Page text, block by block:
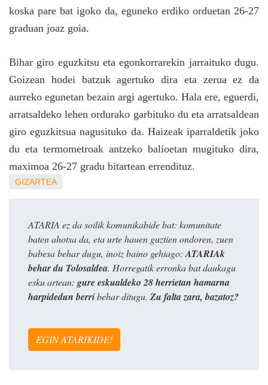
koska pare bat igoko da, eguneko erdiko orduetan 26-27
graduan joaz goia.
Bihar giro eguzkitsu eta egonkorrarekin jarraituko dugu.
Goizean hodei batzuk agertuko dira eta zerua ez da
aurreko egunetan bezain argi agertuko. Hala ere, eguerdi,
arratsaldeko lehen ordurako garbituko du eta arratsaldean
giro eguzkitsua nagusituko da. Haizeak iparraldetik joko
du eta termometroak antzeko balioetan mugituko dira,
maximoa 26-27 gradu bitartean errendituz.
GIZARTEA
ATARIA ez da soilik komunikabide bat: komunitate
baten ahotsa da, eta urte hauen guztien ondoren, zuen
babesa behar dugu, inoiz baino gehiago: ATARIAk
behar du Tolosaldea. Horregatik erronka bat daukagu
esku artean: gure eskualdeko 28 herrietan hamarna
harpidedun berribehar ditugu. Zu falta zara, bazatoz?
EGIN ATARIKIDE!